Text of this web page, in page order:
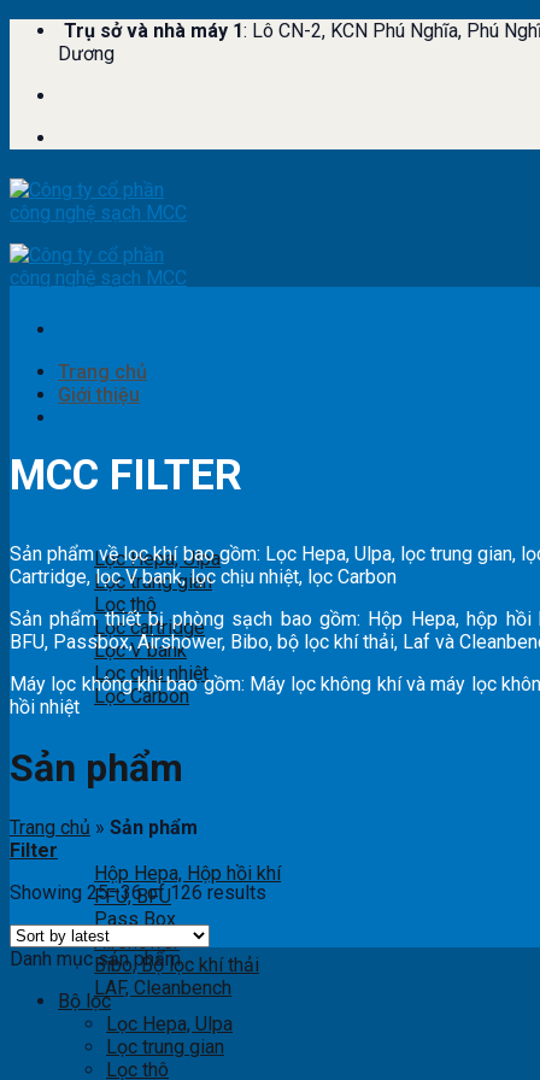
Skip
Trụ sở và nhà máy 1: Lô CN-2, KCN Phú Nghĩa, Phú
Dương
Trang chủ
Giới thiệu
Lọc Hepa, Ulpa
Lọc trung gian
Lọc thô
Lọc cartridge
Lọc V bank
Lọc chịu nhiệt
Lọc Carbon
Thiết bị phòng sạch
Hộp Hepa, Hộp hồi khí
FFU, BFU
Pass Box
Airshower
Bibo, Bộ lọc khí thải
LAF, Cleanbench
MCC FILTER
Sản phẩm về lọc khí bao gồm: Lọc Hepa, Ulpa, lọc trung gian,
Cartridge, lọc V bank, lọc chịu nhiệt, lọc Carbon
Sản phẩm thiết bị phòng sạch bao gồm: Hộp Hepa, hộp hồi
BFU, Passbox, Airshower, Bibo, bộ lọc khí thải, Laf và
Máy lọc không khí bao gồm: Máy lọc không khí và máy lọc
hồi nhiệt
Sản phẩm
Trang chủ » Sản phẩm
Filter
Showing 25–36 of 126 results
Danh mục sản phẩm
Bộ lọc
Lọc Hepa, Ulpa
Lọc trung gian
Lọc thô